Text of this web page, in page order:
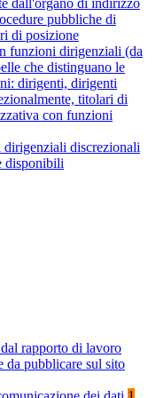
dall'organo di indirizzo
pubbliche di
di posizione
funzioni dirigenziali (da
che distinguano le
dirigenti, dirigenti
titolari di
con funzioni
discrezionali
disponibili
rapporto di lavoro
da pubblicare sul sito